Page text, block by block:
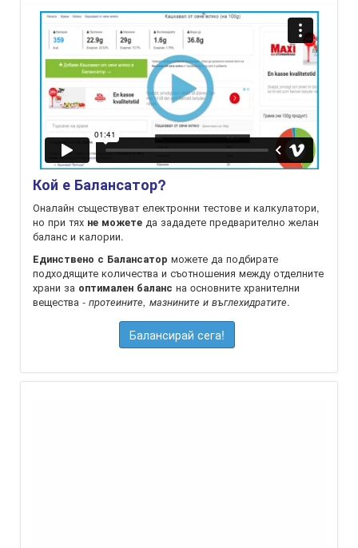
Кой е Балансатор?
Оналайн съществуват електронни тестове и калкулатори,
но при тях не можете да зададете предварително желан
баланс и калории.
Единствено с Балансатор можете да подбирате
подходящите количества и съотношения между отделните
храни за оптимален баланс на oсновните хранителни
вещества - протеините, мазнините и въглехидратите.
Балансирай сега!